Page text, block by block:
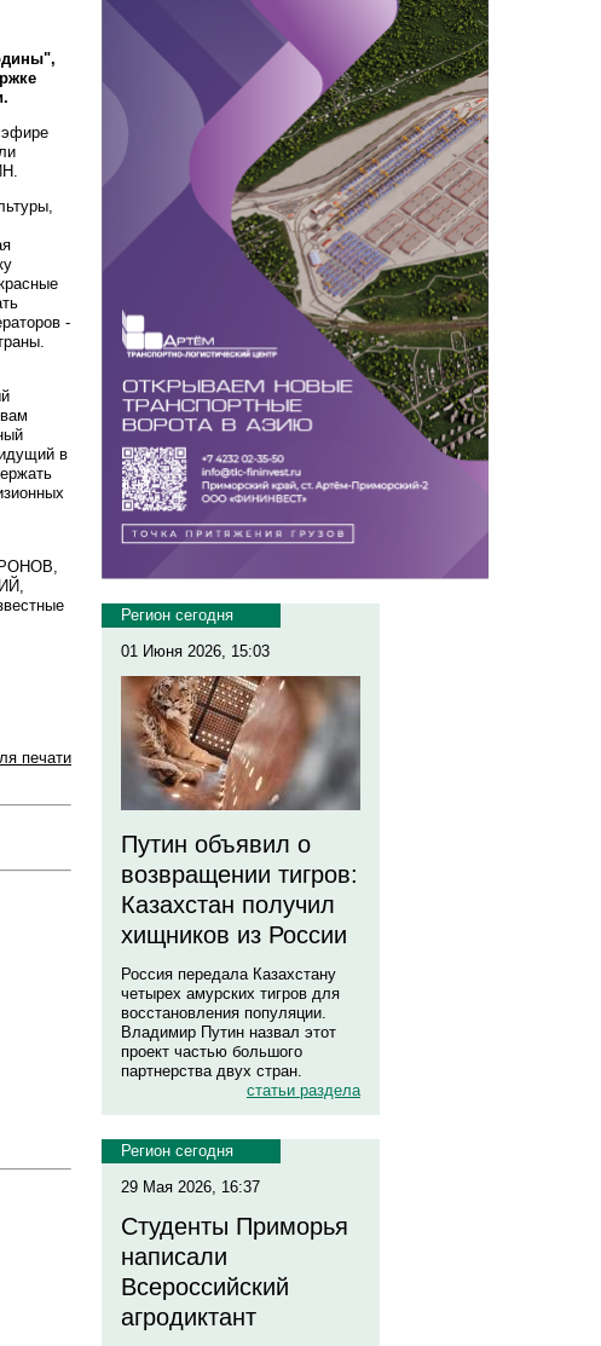
эфире
-
в
печати
Регион сегодня
01 Июня 2026, 15:03
Путин объявил о
возвращении тигров:
Казахстан получил
хищников из России
Россия передала Казахстану
четырех амурских тигров для
восстановления популяции.
Владимир Путин назвал этот
проект частью большого
партнерства двух стран.
статьи раздела
Регион сегодня
29 Мая 2026, 16:37
Студенты Приморья
написали
Всероссийский
агродиктант